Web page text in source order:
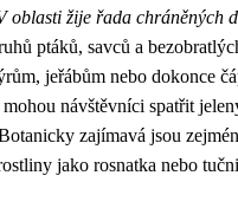
oblasti žije řada chráněných
ptáků, savců a
jeřábům nebo dokonce
návštěvníci spatřit
zajímavá jsou
jako rosnatka nebo